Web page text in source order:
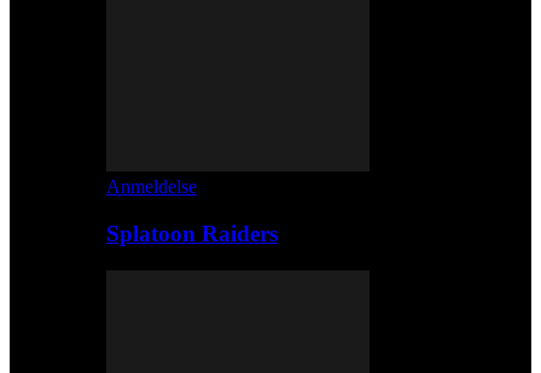
Anmeldelse
Splatoon Raiders